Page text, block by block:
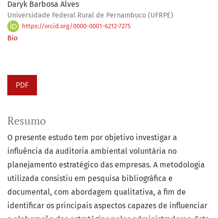
Daryk Barbosa Alves
Universidade Federal Rural de Pernambuco (UFRPE)
https://orcid.org/0000-0001-6212-7275
Bio
PDF
Resumo
O presente estudo tem por objetivo investigar a
influência da auditoria ambiental voluntária no
planejamento estratégico das empresas. A metodologia
utilizada consistiu em pesquisa bibliográfica e
documental, com abordagem qualitativa, a fim de
identificar os principais aspectos capazes de influenciar